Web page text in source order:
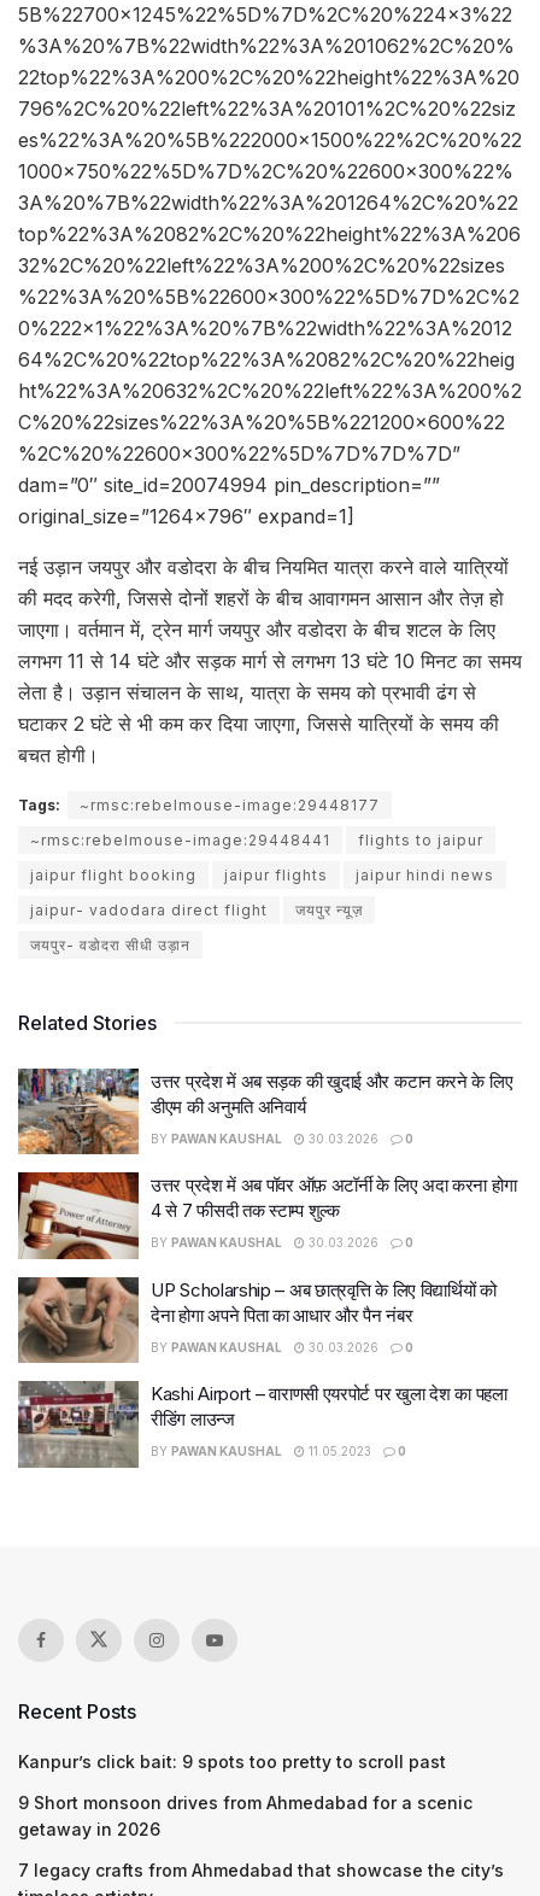
5B%22700×1245%22%5D%7D%2C%20%224×3%22
%3A%20%7B%22width%22%3A%201062%2C%20%
22top%22%3A%200%2C%20%22height%22%3A%20
796%2C%20%22left%22%3A%20101%2C%20%22siz
es%22%3A%20%5B%222000×1500%22%2C%20%22
1000×750%22%5D%7D%2C%20%22600×300%22%
3A%20%7B%22width%22%3A%201264%2C%20%22
top%22%3A%2082%2C%20%22height%22%3A%206
32%2C%20%22left%22%3A%200%2C%20%22sizes
%22%3A%20%5B%22600×300%22%5D%7D%2C%2
0%222×1%22%3A%20%7B%22width%22%3A%2012
64%2C%20%22top%22%3A%2082%2C%20%22heig
ht%22%3A%20632%2C%20%22left%22%3A%200%2
C%20%22sizes%22%3A%20%5B%221200×600%22
%2C%20%22600×300%22%5D%7D%7D%7D”
dam=”0″ site_id=20074994 pin_description=””
original_size=”1264×796″ expand=1]
नई उड़ान जयपुर और वडोदरा के बीच नियमित यात्रा करने वाले यात्रियों
की मदद करेगी, जिससे दोनों शहरों के बीच आवागमन आसान और तेज़ हो
जाएगा। वर्तमान में, ट्रेन मार्ग जयपुर और वडोदरा के बीच शटल के लिए
लगभग 11 से 14 घंटे और सड़क मार्ग से लगभग 13 घंटे 10 मिनट का समय
लेता है। उड़ान संचालन के साथ, यात्रा के समय को प्रभावी ढंग से
घटाकर 2 घंटे से भी कम कर दिया जाएगा, जिससे यात्रियों के समय की
बचत होगी।
Tags:
~rmsc:rebelmouse-image:29448177
~rmsc:rebelmouse-image:29448441
flights to jaipur
jaipur flight booking
jaipur flights
jaipur hindi news
jaipur- vadodara direct flight
जयपुर न्यूज़
जयपुर- वडोदरा सीधी उड़ान
Related Stories
उत्तर प्रदेश में अब सड़क की खुदाई और कटान करने के लिए
डीएम की अनुमति अनिवार्य
BY PAWAN KAUSHAL 30.03.2026 0
उत्तर प्रदेश में अब पॉवर ऑफ़ अटॉर्नी के लिए अदा करना होगा
4 से 7 फीसदी तक स्टाम्प शुल्क
BY PAWAN KAUSHAL 30.03.2026 0
UP Scholarship – अब छात्रवृत्ति के लिए विद्यार्थियों को
देना होगा अपने पिता का आधार और पैन नंबर
BY PAWAN KAUSHAL 30.03.2026 0
Kashi Airport – वाराणसी एयरपोर्ट पर खुला देश का पहला
रीडिंग लाउन्ज
BY PAWAN KAUSHAL 11.05.2023 0
Recent Posts
Kanpur’s click bait: 9 spots too pretty to scroll past
9 Short monsoon drives from Ahmedabad for a scenic
getaway in 2026
7 legacy crafts from Ahmedabad that showcase the city’s